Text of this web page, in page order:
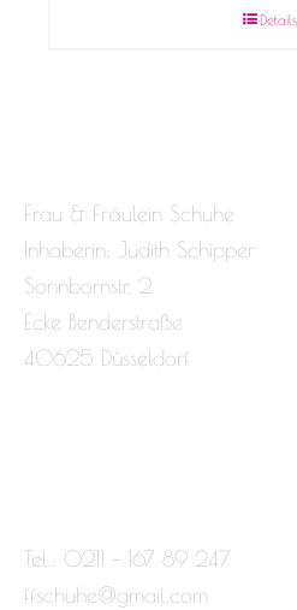
Details
Frau & Fräulein Schuhe
Inhaberin: Judith Schipper
Sonnbornstr. 2
Ecke Benderstraße
40625 Düsseldorf
Tel.: 0211 – 167 89 247
ffschuhe@gmail.com